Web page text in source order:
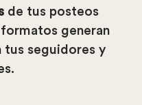
de tus posteos
generan
tus seguidores y